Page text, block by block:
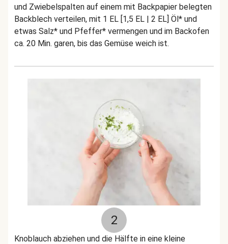
und Zwiebelspalten auf einem mit Backpapier belegten
Backblech verteilen, mit 1 EL [1,5 EL | 2 EL] Öl* und
etwas Salz* und Pfeffer* vermengen und im Backofen
ca. 20 Min. garen, bis das Gemüse weich ist.
2
Knoblauch abziehen und die Hälfte in eine kleine